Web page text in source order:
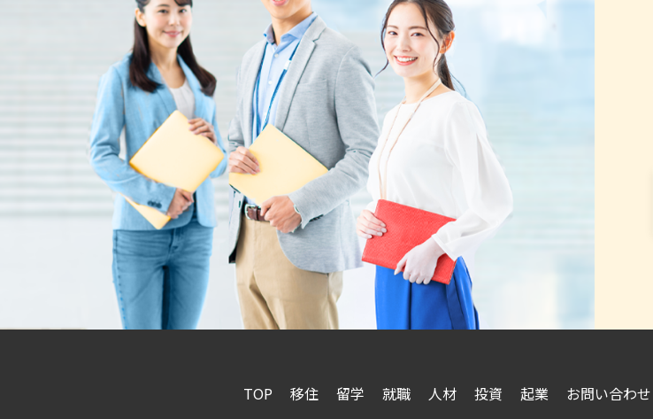
TOP 移住 留学 就職 人材 投資 起業 お問い合わせ